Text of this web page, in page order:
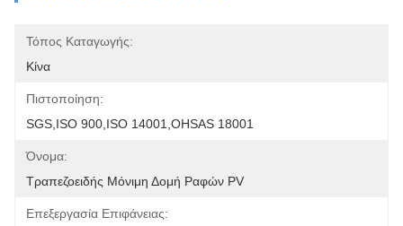
Τόπος Καταγωγής:
Κίνα
Πιστοποίηση:
SGS,ISO 900,ISO 14001,OHSAS 18001
Όνομα:
Τραπεζοειδής Μόνιμη Δομή Ραφών PV
Επεξεργασία Επιφάνειας: